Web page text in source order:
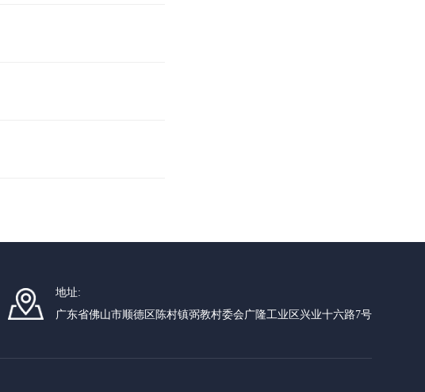
地址:
广东省佛山市顺德区陈村镇弼教村委会广隆工业区兴业十六路7号